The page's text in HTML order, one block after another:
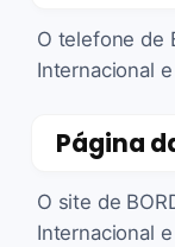
O telefone de
Internacional
Página
O site de
Internacional